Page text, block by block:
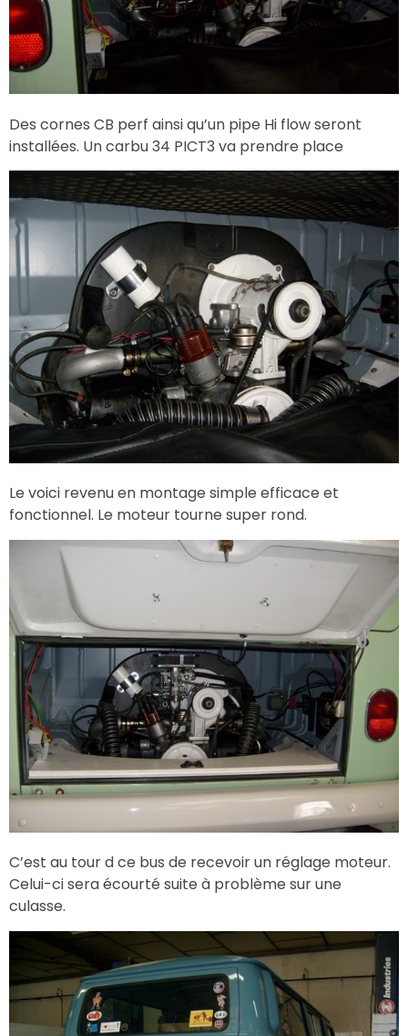
Des cornes CB perf ainsi qu’un pipe Hi flow seront
installées. Un carbu 34 PICT3 va prendre place
Le voici revenu en montage simple efficace et
fonctionnel. Le moteur tourne super rond.
C’est au tour d ce bus de recevoir un réglage moteur.
Celui-ci sera écourté suite à problème sur une
culasse.